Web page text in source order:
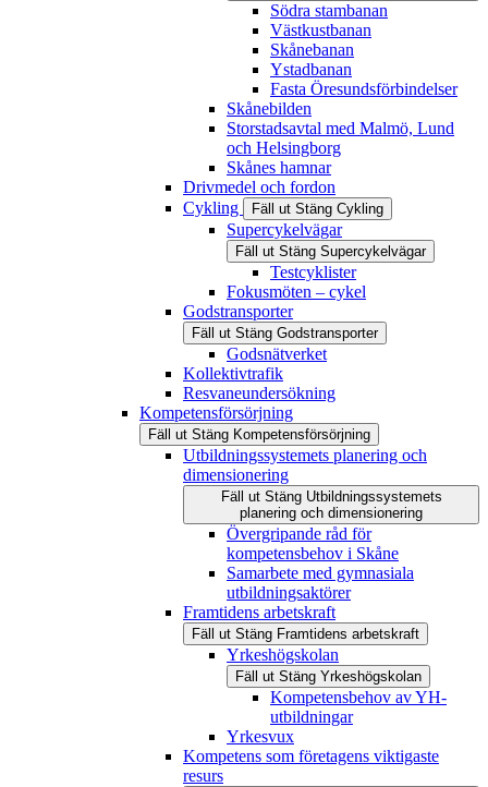
Södra stambanan
Västkustbanan
Skånebanan
Ystadbanan
Fasta Öresundsförbindelser
Skånebilden
Storstadsavtal med Malmö, Lund
och Helsingborg
Skånes hamnar
Drivmedel och fordon
Cykling
Fäll ut Stäng Cykling
Supercykelvägar
Fäll ut Stäng Supercykelvägar
Testcyklister
Fokusmöten – cykel
Godstransporter
Fäll ut Stäng Godstransporter
Godsnätverket
Kollektivtrafik
Resvaneundersökning
Kompetensförsörjning
Fäll ut Stäng Kompetensförsörjning
Utbildningssystemets planering och
dimensionering
Fäll ut Stäng Utbildningssystemets
planering och dimensionering
Övergripande råd för
kompetensbehov i Skåne
Samarbete med gymnasiala
utbildningsaktörer
Framtidens arbetskraft
Fäll ut Stäng Framtidens arbetskraft
Yrkeshögskolan
Fäll ut Stäng Yrkeshögskolan
Kompetensbehov av YH-
utbildningar
Yrkesvux
Kompetens som företagens viktigaste
resurs